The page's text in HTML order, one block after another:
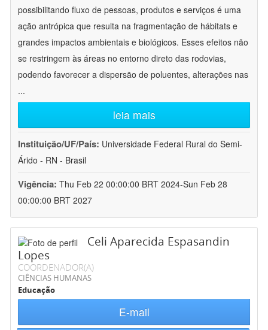
possibilitando fluxo de pessoas, produtos e serviços é uma
ação antrópica que resulta na fragmentação de hábitats e
grandes impactos ambientais e biológicos. Esses efeitos não
se restringem às áreas no entorno direto das rodovias,
podendo favorecer a dispersão de poluentes, alterações nas
...
leia mais
Instituição/UF/País: Universidade Federal Rural do Semi-
Árido - RN - Brasil
Vigência: Thu Feb 22 00:00:00 BRT 2024-Sun Feb 28
00:00:00 BRT 2027
Celi Aparecida Espasandin
Lopes
COORDENADOR(A)
CIÊNCIAS HUMANAS
Educação
E-mail